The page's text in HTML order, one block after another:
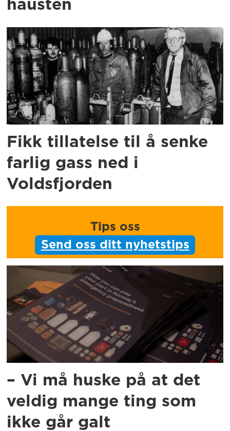
hausten
Fikk tillatelse til å senke
farlig gass ned i
Voldsfjorden
Tips oss
Send oss ditt nyhetstips
– Vi må huske på at det
veldig mange ting som
ikke går galt